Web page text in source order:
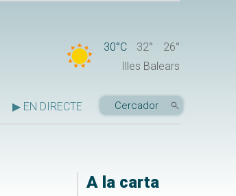
30°C 32°
26°
Illes Balears
▶ EN DIRECTE
A la carta